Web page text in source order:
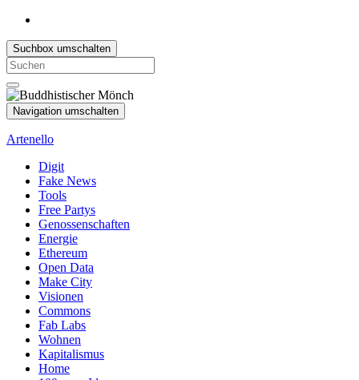
Suchbox umschalten
Search
for:
Navigation umschalten
Artenello
Digit
Fake News
Tools
Free Partys
Genossenschaften
Energie
Ethereum
Open Data
Make City
Visionen
Commons
Fab Labs
Wohnen
Kapitalismus
Home